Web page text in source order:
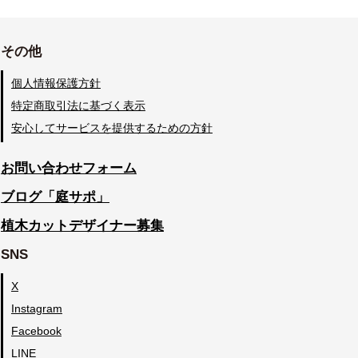
その他
個人情報保護方針
特定商取引法に基づく表示
安心してサービスを提供するための方針
お問い合わせフォーム
ブログ「庭サポ」
植木カットデザイナー募集
SNS
X
Instagram
Facebook
LINE